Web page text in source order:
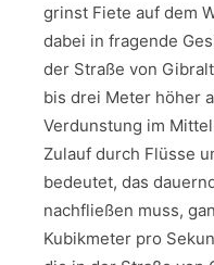
grinst Fiete auf dem
dabei in fragende
der Straße von
bis drei Meter höher
Verdunstung im
Zulauf durch Flüsse
bedeutet, das
nachfließen muss,
Kubikmeter pro